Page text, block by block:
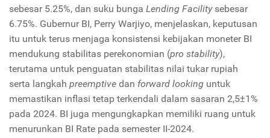
sebesar 5.25%, dan suku bunga Lending Facilitysebesar
6.75%. Gubernur BI, Perry Warjiyo, menjelaskan, keputusan
itu untuk terus menjaga konsistensi kebijakan moneter BI
mendukung stabilitas perekonomian (pro stability),
terutama untuk penguatan stabilitas nilai tukar rupiah
serta langkah preemptive dan forward looking untuk
memastikan inflasi tetap terkendali dalam sasaran 2,5±1%
pada 2024. BI juga mengungkapkan memiliki ruang untuk
menurunkan BI Rate pada semester II-2024.